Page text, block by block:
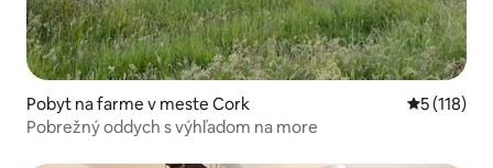
Pobyt na farme v meste Cork Priemerné
5 (118)
Pobrežný oddych s výhľadom na more